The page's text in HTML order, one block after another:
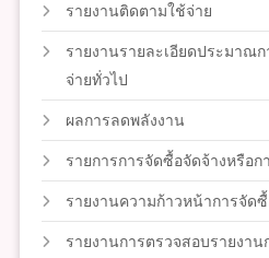
รายงานติดตามใช้จ่าย
รายงานรายละเอียดประมาณ
จ่ายทั่วไป
ผลการลดพลังงาน
รายการการจัดซื้อจัดจ้างหรือ
รายงานความก้าวหน้าการจัด
รายงานการตรวจสอบรายงาน